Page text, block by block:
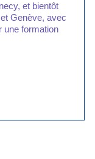
et bientôt
Genève, avec
une formation